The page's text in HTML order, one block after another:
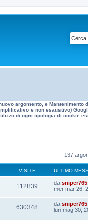
argomento, e Mantenimento
e non esaustivo)
di ogni tipologia di cookie
137
VISITE ULTIMO
112839 da sniper765
mer mar 26,
630348 da sniper765
lun mag 30,